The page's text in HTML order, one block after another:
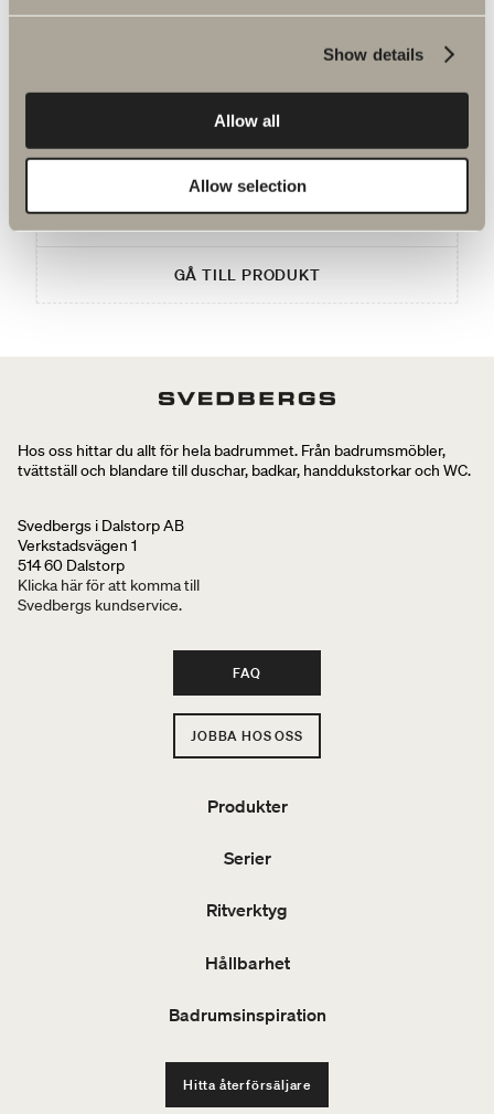
Show details
Allow all
Allow selection
Du kanske är intresserad av
Handtag P1
130 kr
GÅ TILL PRODUKT
Hos oss hittar du allt för hela badrummet. Från badrumsmöbler,
tvättställ och blandare till duschar, badkar, handdukstorkar och WC.
Svedbergs i Dalstorp AB
Verkstadsvägen 1
514 60 Dalstorp
Klicka här för att komma till
Svedbergs kundservice.
FAQ
JOBBA HOS OSS
Produkter
Serier
Ritverktyg
Hållbarhet
Badrumsinspiration
Hitta återförsäljare